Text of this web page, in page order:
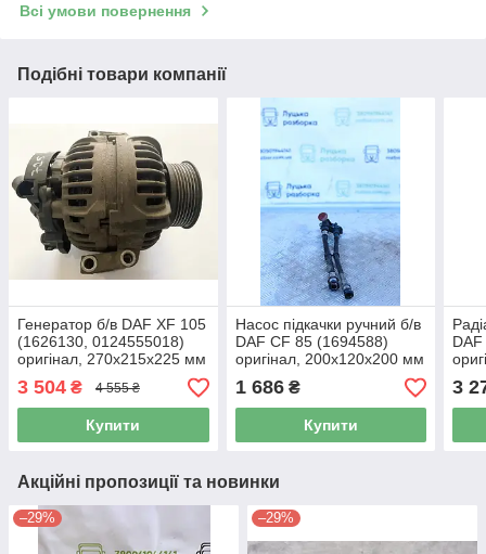
Всі умови повернення
Подібні товари компанії
Генератор б/в DAF XF 105
(1626130, 0124555018)
оригінал, 270х215х225 мм
3 504 ₴ 4 555 ₴
Купити
Насос підкачки ручний б/в
DAF CF 85 (1694588)
оригінал, 200х120х200 мм
1 686₴
Купити
3
Акційні пропозиції та новинки
–29% –29%